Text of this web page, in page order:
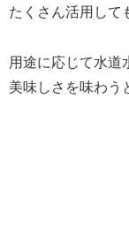
たくさん活用して
用途に応じて水道
美味しさを味わう